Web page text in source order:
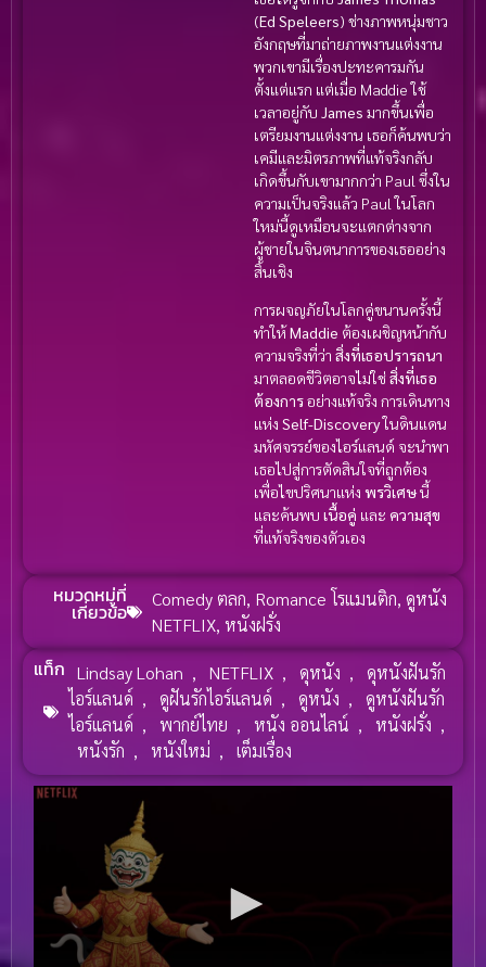
(Ed Speleers) ช่างภาพหนุ่มชาว
อังกฤษที่มาถ่ายภาพงานแต่งงาน
พวกเขามีเรื่องปะทะคารมกัน
ตั้งแต่แรก แต่เมื่อ Maddie ใช้
เวลาอยู่กับ James มากขึ้นเพื่อ
เตรียมงานแต่งงาน เธอก็ค้นพบว่า
เคมีและมิตรภาพที่แท้จริงกลับ
เกิดขึ้นกับเขามากกว่า Paul ซึ่งใน
ความเป็นจริงแล้ว Paul ในโลก
ใหม่นี้ดูเหมือนจะแตกต่างจาก
ผู้ชายในจินตนาการของเธออย่าง
สิ้นเชิง
การผจญภัยในโลกคู่ขนานครั้งนี้
ทำให้Maddie ต้องเผชิญหน้ากับ
ความจริงที่ว่า สิ่งที่เธอปรารถนา
มาตลอดชีวิตอาจไม่ใช่สิ่งที่เธอ
ต้องการอย่างแท้จริง การเดินทาง
แห่ง Self-Discoveryในดินแดน
มหัศจรรย์ของไอร์แลนด์ จะนำพา
เธอไปสู่การตัดสินใจที่ถูกต้อง
เพื่อไขปริศนาแห่ง พรวิเศษนี้
และค้นพบ เนื้อคู่ และ ความสุข
ที่แท้จริงของตัวเอง
หมวดหมู่ที่
เกี่ยวข้อ
Comedy ตลก, Romance โรแมนติก, ดูหนัง
NETFLIX, หนังฝรั่ง
แท็ก Lindsay Lohan , NETFLIX , ดุหนัง ,
ดุหนังฝันรัก
ไอร์แลนด์ , ดูฝันรักไอร์แลนด์ , ดูหนัง ,
ดูหนังฝันรัก
ไอร์แลนด์ , พากย์ไทย , หนัง ออนไลน์ , หนังฝรั่ง ,
หนังรัก , หนังใหม่ , เต็มเรื่อง